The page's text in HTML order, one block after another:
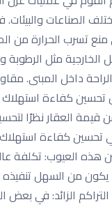
الصناعات
تسرب الحرارة
الخارجية مثل
داخل المبنى.
تحسين كفاءة
قيمة العقار نظرًا
كفاءة
هذه العيوب: تكلفة
من السهل
الزائد: في